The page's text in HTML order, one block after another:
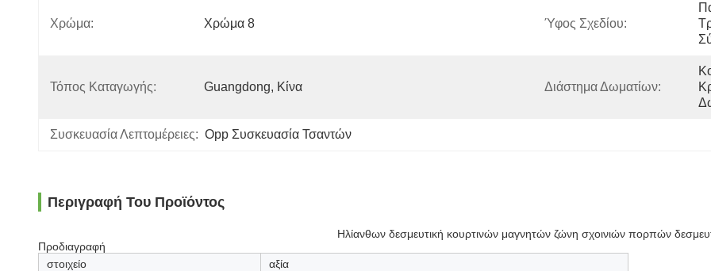
Χρώμα: Χρώμα 8 Ύφος Σχεδίου:
Τόπος Καταγωγής: Guangdong, Κίνα Διάστημα Δωματίων:
Συσκευασία Λεπτομέρειες: Opp Συσκευασία Τσαντών
Περιγραφή Του Προϊόντος
Ηλίανθων δεσμευτική κουρτινών μαγνητών ζώνη σχοινιών πορπών
Προδιαγραφή
στοιχείο
αξία